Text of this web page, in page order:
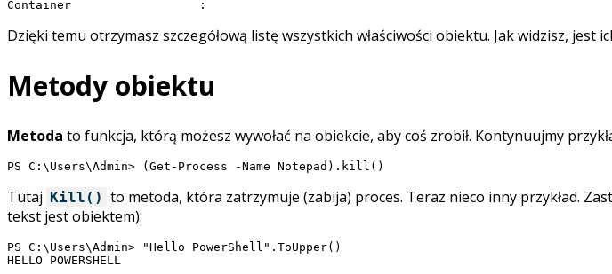
Dzięki temu otrzymasz szczegółową listę wszystkich właściwości obiektu. Jak widzisz, jest
Metody obiektu
Metoda to funkcja, którą możesz wywołać na obiekcie, aby coś zrobił. Kontynuujmy
Tutaj Kill() to metoda, która zatrzymuje (zabija) proces. Teraz nieco inny przykład.
tekst jest obiektem):
PS C:\Users\Admin> "Hello PowerShell".ToUpper()